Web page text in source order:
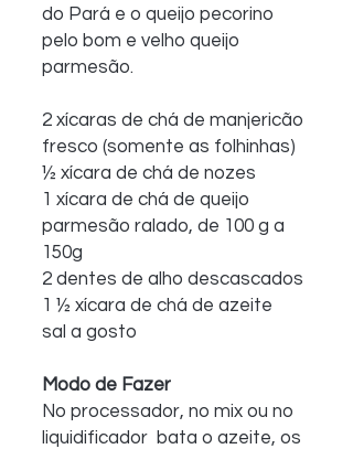
do Pará e o queijo pecorino
pelo bom e velho queijo
parmesão.
2 xícaras de chá de manjericão
fresco (somente as folhinhas)
½ xícara de chá de nozes
1 xícara de chá de queijo
parmesão ralado, de 100 g a
150g
2 dentes de alho descascados
1 ½ xícara de chá de azeite
sal a gosto
Modo de Fazer
No processador, no mix ou no
liquidificador  bata o azeite, os